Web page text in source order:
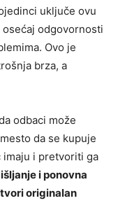
uključe ovu
odgovornosti
Ovo je
brza, a
odbaci može
da se kupuje
i pretvoriti ga
i ponovna
originalan